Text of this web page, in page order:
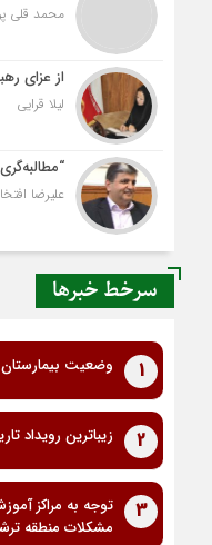
محمد قلی
از عزای
لیلا قرایی
علیرضا
سرخط خبرها
1 وضعیت
2 زیباترین رویداد تاریخ
3
توجه به مراکز
مشکلات منطقه